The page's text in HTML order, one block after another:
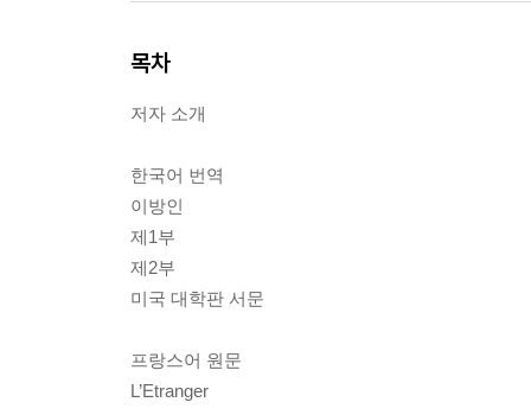
목차
저자 소개
한국어 번역
이방인
제1부
제2부
미국 대학판 서문
프랑스어 원문
L’Etranger